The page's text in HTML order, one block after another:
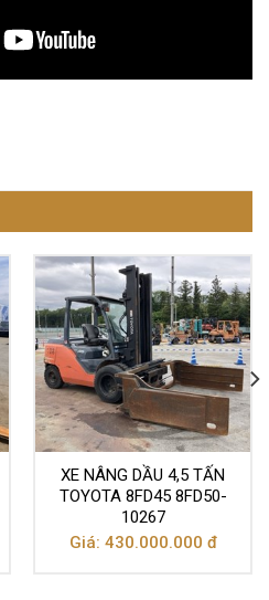
XE NÂNG DẦU 4,5 TẤN
TOYOTA 8FD45 8FD50-
10267
Giá: 430.000.000 đ